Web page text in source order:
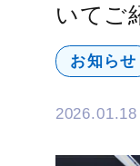
いてご
お知らせ
2026.01.18